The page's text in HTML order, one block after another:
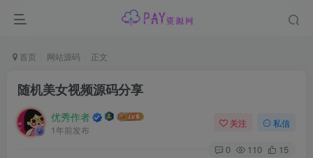
首页 网站源码 正文
随机美女视频源码分享
优秀作者
1年前发布
关注 私信
0 110 15